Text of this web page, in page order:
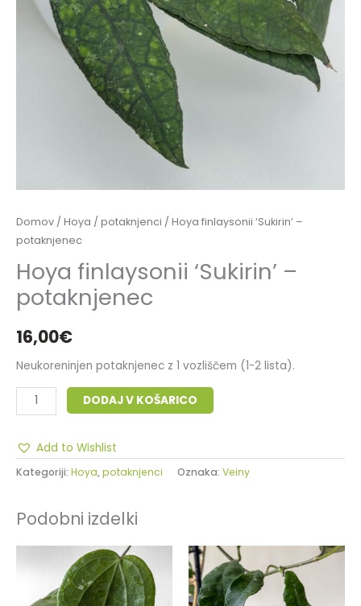
Domov / Hoya / potaknjenci / Hoya finlaysonii ‘Sukirin’ –
potaknjenec
Hoya finlaysonii ‘Sukirin’ –
potaknjenec
16,00€
Neukoreninjen potaknjenec z 1 vozliščem (1-2 lista).
DODAJ V KOŠARICO
Add to Wishlist
Kategoriji: Hoya,potaknjenci Oznaka: Veiny
Podobni izdelki